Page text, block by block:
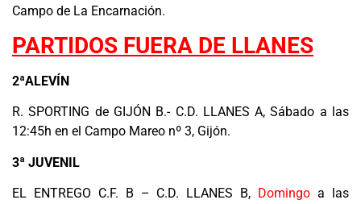
Campo de La Encarnación.
PARTIDOS FUERA DE LLANES
2ªALEVÍN
R. SPORTING de GIJÓN B.- C.D. LLANES A, Sábado a las
12:45h en el Campo Mareo nº 3, Gijón.
3ª JUVENIL
EL ENTREGO C.F. B – C.D. LLANES B, Domingo a las